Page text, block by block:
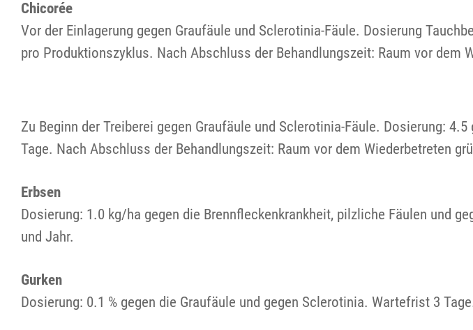
Chicorée
Vor der Einlagerung gegen Graufäule und Sclerotinia-Fäule. Dosierung
pro Produktionszyklus. Nach Abschluss der Behandlungszeit: Raum vor dem
Zu Beginn der Treiberei gegen Graufäule und Sclerotinia-Fäule. Dosierung: 4.5
Tage. Nach Abschluss der Behandlungszeit: Raum vor dem Wiederbetreten
Erbsen
Dosierung: 1.0 kg/ha gegen die Brennfleckenkrankheit, pilzliche Fäulen und
und Jahr.
Gurken
Dosierung: 0.1 % gegen die Graufäule und gegen Sclerotinia. Wartefrist 3